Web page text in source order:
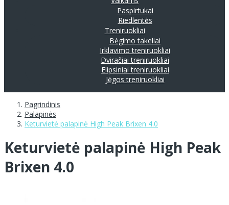
Paspirtukai
Riedlentės
Treniruokliai
Bėgimo takeliai
Irklavimo treniruokliai
Dviračiai treniruokliai
Elipsiniai treniruokliai
Jėgos treniruokliai
Pagrindinis
Palapinės
Keturvietė palapinė High Peak Brixen 4.0
Keturvietė palapinė High Peak
Brixen 4.0